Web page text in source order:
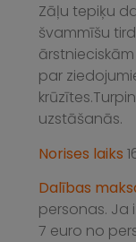
Zāļu tepiķu
švammīšu
par
uzstāšanās.
Norises laiks
Dalības
personas. Ja
7 euro no